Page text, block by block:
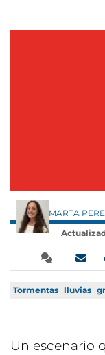
MARTA
Tormentas lluvias
Un escenario